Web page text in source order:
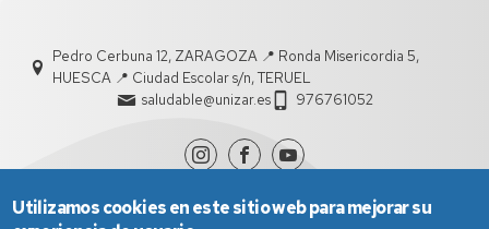
Pedro Cerbuna 12, ZARAGOZA 📍 Ronda Misericordia 5,
HUESCA 📍 Ciudad Escolar s/n, TERUEL
saludable@unizar.es
976761052
Utilizamos cookies en este sitio web para mejorar su